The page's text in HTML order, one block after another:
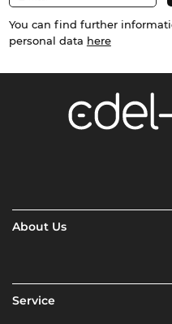
You can find further
personal data here
About Us
Service